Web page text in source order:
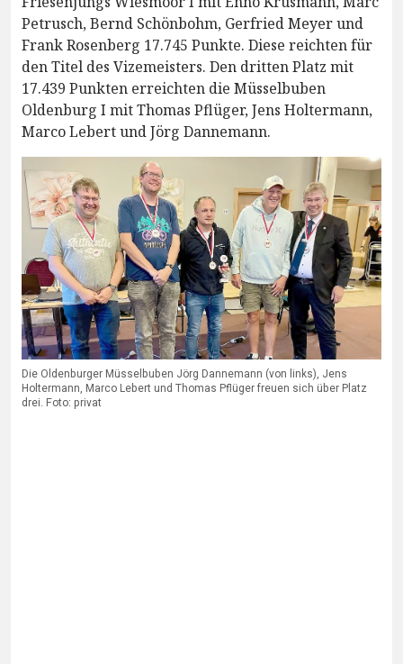
Petrusch, Bernd Schönbohm, Gerfried Meyer und
Frank Rosenberg 17.745 Punkte. Diese reichten für
den Titel des Vizemeisters. Den dritten Platz mit
17.439 Punkten erreichten die Müsselbuben
Oldenburg I mit Thomas Pflüger, Jens Holtermann,
Marco Lebert und Jörg Dannemann.
Die Oldenburger Müsselbuben Jörg Dannemann (von links), Jens
Holtermann, Marco Lebert und Thomas Pflüger freuen sich über Platz
drei. Foto: privat